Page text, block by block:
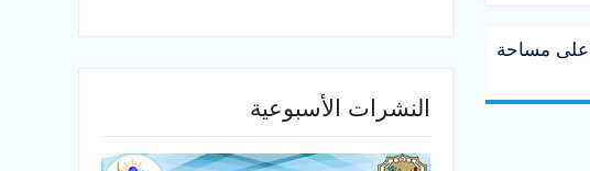
على مساحة
النشرات الأسبوعية